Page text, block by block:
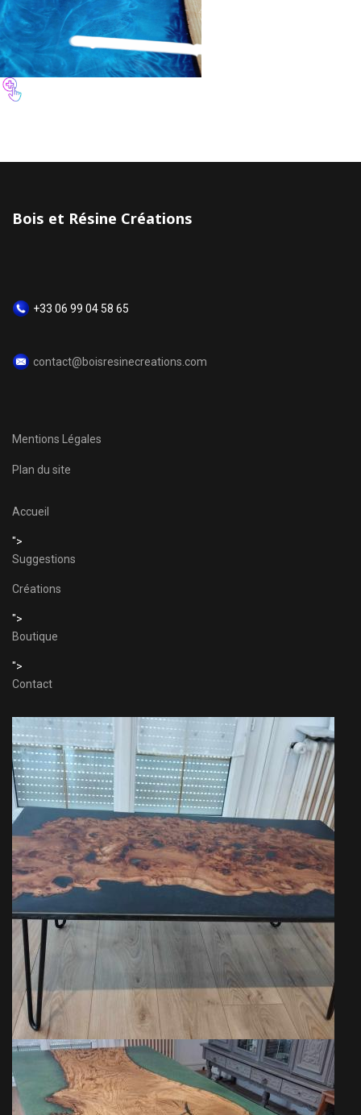
Bois et Résine Créations
+33 06 99 04 58 65
contact@boisresinecreations.com
Mentions Légales
Plan du site
Accueil
">
Suggestions
Créations
">
Boutique
">
Contact